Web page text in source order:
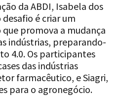
da ABDI, Isabela dos
é criar um
promova a mudança
indústrias, preparando-
4.0. Os participantes
das indústrias
farmacêutico, e Siagri,
para o agronegócio.